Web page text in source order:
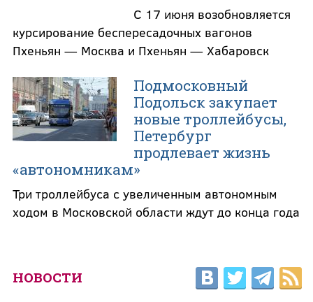
С 17 июня возобновляется
курсирование беспересадочных вагонов
Пхеньян — Москва и Пхеньян — Хабаровск
Подмосковный
Подольск закупает
новые троллейбусы,
Петербург
продлевает жизнь
«автономникам»
Три троллейбуса с увеличенным автономным
ходом в Московской области ждут до конца года
НОВОСТИ